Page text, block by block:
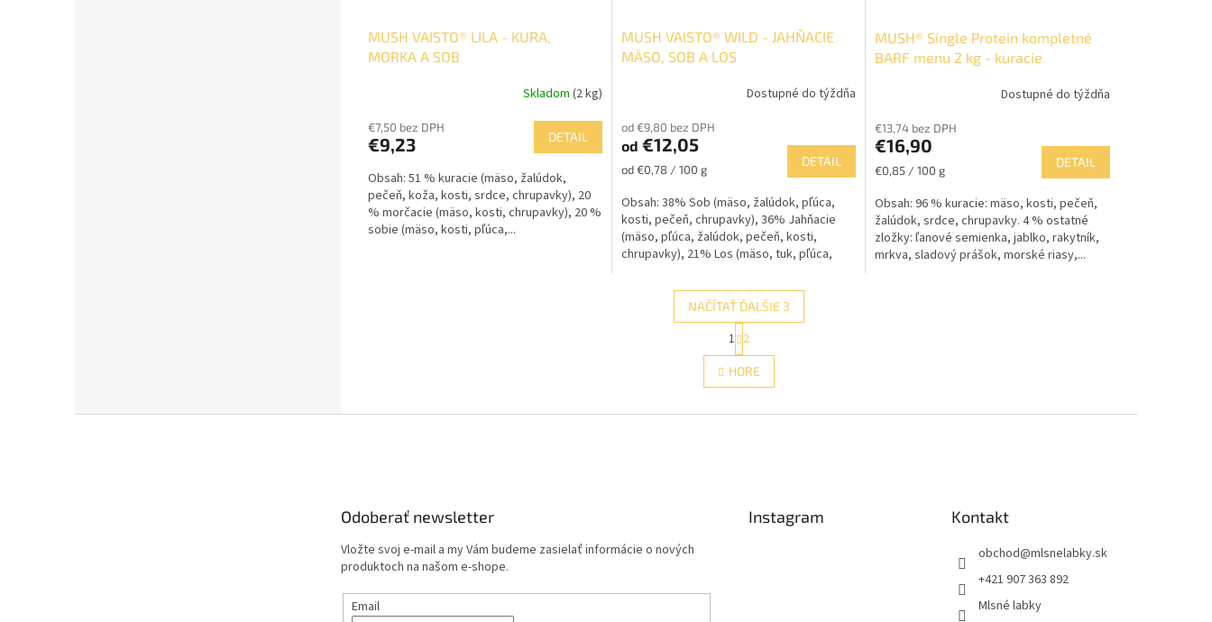
MUSH VAISTO® LILA - KURA,
MORKA A SOB
Skladom (2 kg)
€7,50 bez DPH
€9,23 DETAIL
Obsah: 51 % kuracie (mäso, žalúdok,
pečeň, koža, kosti, srdce, chrupavky), 20
% morčacie (mäso, kosti, chrupavky), 20 %
sobie (mäso, kosti, pľúca,...
MUSH VAISTO® WILD - JAHŇACIE
MÄSO, SOB A LOS
Dostupné do týždňa
od €9,80 bez DPH
od €12,05
Jednotková
od €0,78 / 100 g
DETAIL
Obsah: 38% Sob (mäso, žalúdok, pľúca,
kosti, pečeň, chrupavky), 36% Jahňacie
(mäso, pľúca, žalúdok, pečeň, kosti,
chrupavky), 21% Los (mäso, tuk, pľúca,
MUSH® Single Protein kompletné
BARF menu 2 kg - kuracie
Dostupné do týždňa
€13,74 bez DPH
€16,90
Jednotková
€0,85 / 100 g
DETAIL
Obsah: 96 % kuracie: mäso, kosti, pečeň,
žalúdok, srdce, chrupavky. 4 % ostatné
zložky: ľanové semienka, jablko, rakytník,
mrkva, sladový prášok, morské riasy,...
O
v
l
d
NAČÍTAŤ ĎALŠIE 3
t
r
á
n
1 2
HORE
Odoberať newsletter
Vložte svoj e-mail a my Vám budeme zasielať informácie o nových
produktoch na našom e-shope.
Email
Instagram Kontakt
obchod@mlsnelabky.sk
+421 907 363 892
Mlsné labky